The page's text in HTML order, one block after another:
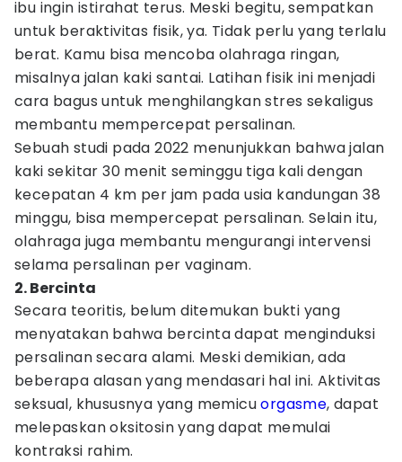
ibu ingin istirahat terus. Meski begitu, sempatkan
untuk beraktivitas fisik, ya. Tidak perlu yang terlalu
berat. Kamu bisa mencoba olahraga ringan,
misalnya jalan kaki santai. Latihan fisik ini menjadi
cara bagus untuk menghilangkan stres sekaligus
membantu mempercepat persalinan.
Sebuah studi pada 2022 menunjukkan bahwa jalan
kaki sekitar 30 menit seminggu tiga kali dengan
kecepatan 4 km per jam pada usia kandungan 38
minggu, bisa mempercepat persalinan. Selain itu,
olahraga juga membantu mengurangi intervensi
selama persalinan per vaginam.
2. Bercinta
Secara teoritis, belum ditemukan bukti yang
menyatakan bahwa bercinta dapat menginduksi
persalinan secara alami. Meski demikian, ada
beberapa alasan yang mendasari hal ini. Aktivitas
seksual, khususnya yang memicuorgasme, dapat
melepaskan oksitosin yang dapat memulai
kontraksi rahim.